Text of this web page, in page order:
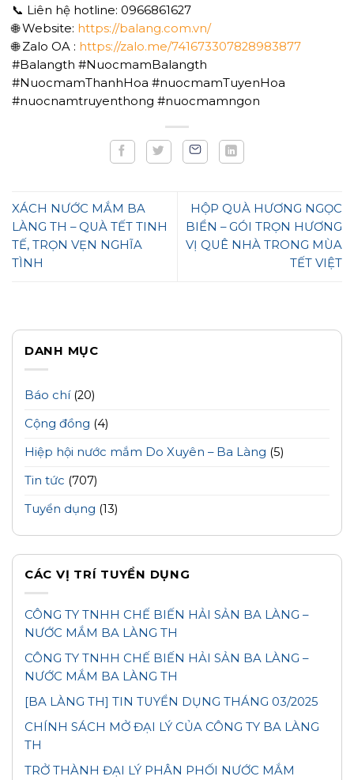
📞 Liên hệ hotline: 0966861627
🌐 Website: https://balang.com.vn/
🌐 Zalo OA : https://zalo.me/741673307828983877
#Balangth #NuocmamBalangth
#NuocmamThanhHoa #nuocmamTuyenHoa
#nuocnamtruyenthong #nuocmamngon
XÁCH NƯỚC MẮM BA
LÀNG TH – QUÀ TẾT TINH
TẾ, TRỌN VẸN NGHĨA
TÌNH
HỘP QUÀ HƯƠNG NGỌC
BIỂN – GÓI TRỌN HƯƠNG
VỊ QUÊ NHÀ TRONG MÙA
TẾT VIỆT
DANH MỤC
Báo chí(20)
Cộng đồng (4)
Hiệp hội nước mắm Do Xuyên – Ba Làng (5)
Tin tức (707)
Tuyển dụng (13)
CÁC VỊ TRÍ TUYỂN DỤNG
CÔNG TY TNHH CHẾ BIẾN HẢI SẢN BA LÀNG –
NƯỚC MẮM BA LÀNG TH
CÔNG TY TNHH CHẾ BIẾN HẢI SẢN BA LÀNG –
NƯỚC MẮM BA LÀNG TH
[BA LÀNG TH] TIN TUYỂN DỤNG THÁNG 03/2025
CHÍNH SÁCH MỞ ĐẠI LÝ CỦA CÔNG TY BA LÀNG
TH
TRỞ THÀNH ĐẠI LÝ PHÂN PHỐI NƯỚC MẮM